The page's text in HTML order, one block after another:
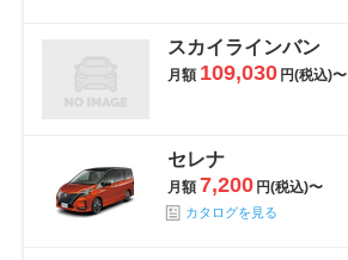
スカイラインバン
月額 109,030 円(税込)〜
セレナ
月額 7,200 円(税込)〜
カタログを見る